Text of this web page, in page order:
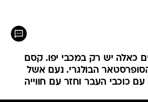
כאלה יש רק במכבי יפו. קסם
הבולגרי. נעם אשל
כוכבי העבר וחזר עם חווייה